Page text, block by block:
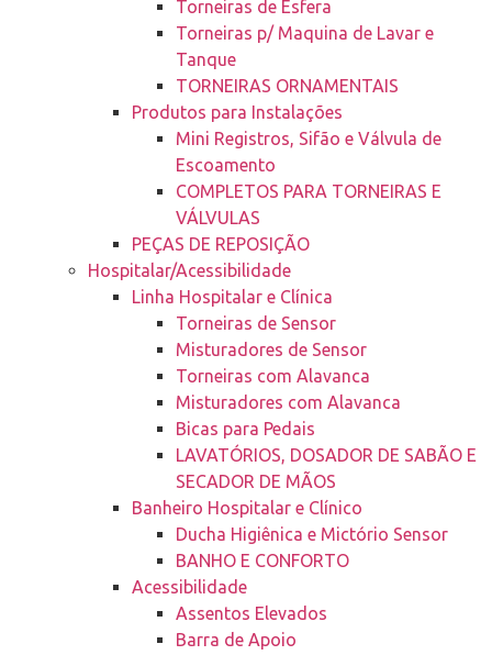
Torneiras de Esfera
Torneiras p/ Maquina de Lavar e
Tanque
TORNEIRAS ORNAMENTAIS
Produtos para Instalações
Mini Registros, Sifão e Válvula de
Escoamento
COMPLETOS PARA TORNEIRAS E
VÁLVULAS
PEÇAS DE REPOSIÇÃO
Hospitalar/Acessibilidade
Linha Hospitalar e Clínica
Torneiras de Sensor
Misturadores de Sensor
Torneiras com Alavanca
Misturadores com Alavanca
Bicas para Pedais
LAVATÓRIOS, DOSADOR DE SABÃO E
SECADOR DE MÃOS
Banheiro Hospitalar e Clínico
Ducha Higiênica e Mictório Sensor
BANHO E CONFORTO
Acessibilidade
Assentos Elevados
Barra de Apoio